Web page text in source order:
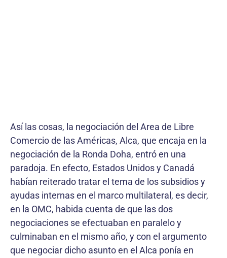
Así las cosas, la negociación del Area de Libre
Comercio de las Américas, Alca, que encaja en la
negociación de la Ronda Doha, entró en una
paradoja. En efecto, Estados Unidos y Canadá
habían reiterado tratar el tema de los subsidios y
ayudas internas en el marco multilateral, es decir,
en la OMC, habida cuenta de que las dos
negociaciones se efectuaban en paralelo y
culminaban en el mismo año, y con el argumento
que negociar dicho asunto en el Alca ponía en